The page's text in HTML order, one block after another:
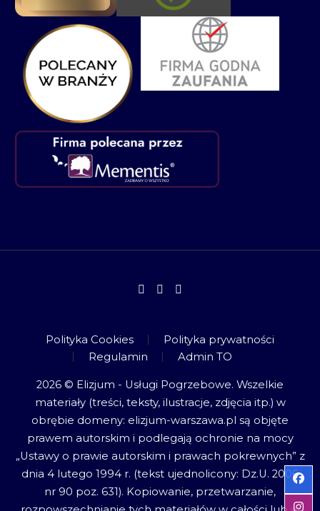
Polityka Cookies
Polityka prywatności
Regulamin
Admin TO
2026 © Elizjum - Usługi Pogrzebowe. Wszelkie
materiały (treści, teksty, ilustracje, zdjęcia itp.) w
obrębie domeny: elizjum-warszawa.pl są objęte
prawem autorskim i podlegają ochronie na mocy
„Ustawy o prawie autorskim i prawach pokrewnych” z
dnia 4 lutego 1994 r. (tekst ujednolicony: Dz.U. 2006
nr 90 poz. 631). Kopiowanie, przetwarzanie,